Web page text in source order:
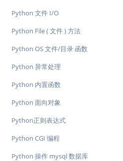
Python 文件 I/O
Python File ( 文件 ) 方法
Python OS 文件/目录 函数
Python 异常处理
Python 内置函数
Python 面向对象
Python正则表达式
Python CGI 编程
Python 操作 mysql 数据库